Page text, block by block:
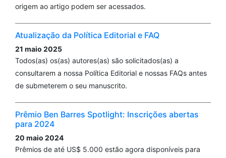
origem ao artigo podem ser acessados.
Atualização da Política Editorial e FAQ
21 maio 2025
Todos(as) os(as) autores(as) são solicitados(as) a
consultarem a nossa Política Editorial e nossas FAQs antes
de submeterem o seu manuscrito.
Prêmio Ben Barres Spotlight: Inscrições abertas
para 2024
20 maio 2024
Prêmios de até US$ 5.000 estão agora disponíveis para